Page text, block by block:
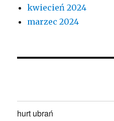
kwiecień 2024
marzec 2024
hurt ubrań